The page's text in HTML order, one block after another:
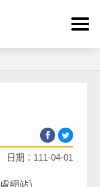
日期：111-04-01
網站）